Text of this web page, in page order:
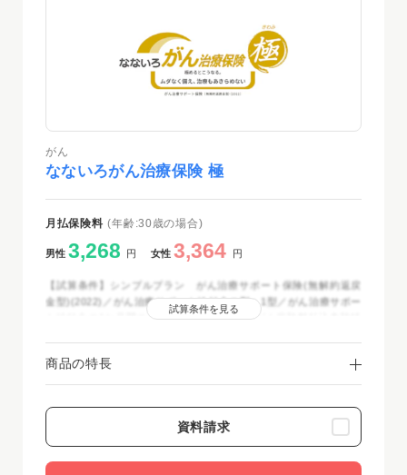
がん
なないろがん治療保険 極
月払保険料 (年齢:30歳の場合)
男性 3,268 円 女性 3,364 円
【試算条件】シンプルプラン がん治療サポート保険(無解約返戻
金型)(2022)／がん治療サポート給付金の型：1型／がん治療サポー
ト給付金の1か月間の支払限度額：20万円／がん保険料払込免除特
(入院1日当たりの支払限度額：1万円)／保険期間・保険料払込期
間：終身／保険料払込方法：月払(クレジットカード扱・口座振替
試算条件を見る
商品の特長
資料請求